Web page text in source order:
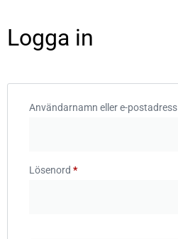
Logga in
Användarnamn eller e-postadress
Lösenord *